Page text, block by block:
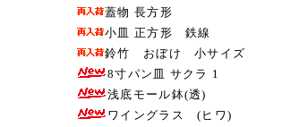
蓋物 長方形
小皿 正方形 鉄線
鈴竹 おぼけ 小サイズ
8寸パン皿 サクラ 1
浅底モール鉢(透)
ワイングラス (ヒワ)